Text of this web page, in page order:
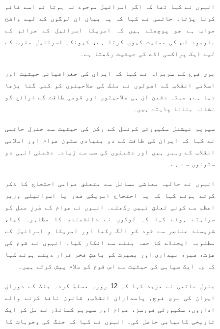
انہوں نے کہا تھا کہ اگر اسرائیل موجود نہ ہوتا تو اسے قائم
کرنا پڑتا۔ حاتمی نے کہا کہ یہ بیان ان لوگوں کے لیے واضح
جواب ہے جو پوچھتے ہیں کہ امریکا اسرائیل کے جرائم کے
باوجود اس کی حمایت کیوں کرتا ہے، کیونکہ اسرائیل مغرب کے
لیے ایک پراکسی اڈے کی حیثیت رکھتا ہے۔
بری فوج کے سربراہ نے کہا کہ ایران کی جغرافیائی حیثیت اور
اسلامی انقلاب کے اصولوں نے ملک کی صلاحیتوں کو کئی گنا بڑھا
دیا ہے، جبکہ دشمن ان ہی صلاحیتوں اور قومی طاقت کے ذرائع کو
نشانہ بنانا چاہتے ہیں۔
سپریم نیشنل سکیورٹی کونسل کے رکن کی حیثیت سے جنرل حاتمی
نے کہا کہ ایران کی طاقت کے دو بنیادی ستون عوام اور اسلامی
انقلاب کے رہبر ہیں اور دشمنوں کی سب سے زیادہ دشمنی انہی دو
ستونوں سے ہے۔
انہوں نے حالیہ معاشی مسائل سے متعلق عوامی احتجاج کا ذکر
کرتے ہوئے کہا کہ یہ احتجاج امریکی صدر یا اسرائیلی وزیر
اعظم سے کوئی تعلق نہیں رکھتے۔ انہوں نے عوام کے طرزِ عمل کو
سراہتے ہوئے کہا کہ لوگوں نے دانشمندی کا مظاہرہ کیا،
شرپسند عناصر سے خود کو الگ رکھا اور امریکا و اسرائیل کے
مطلوبہ ایجنڈے کا حصہ بننے سے انکار کیا۔ انہوں نے قوم کی
عزت، صبر، بیداری اور بصیرت کو باعثِ فخر قرار دیتے ہوئے کہا
کہ وہ ایک سپاہی کی حیثیت سے اس قوم کو سلام پیش کرتے ہیں۔
جنرل حاتمی نے مزید کہا کہ 12 روزہ مسلط کردہ جنگ کے دوران
ایران کی بری فوج، پاسداران انقلاب، قانون نافذ کرنے والے
اداروں، سکیورٹی فورسز، عوام اور سپریم کمانڈر نے مل کر ایک
تاریخی کامیابی حاصل کی۔ انہوں نے کہا کہ جنگ کی وجوہات کا